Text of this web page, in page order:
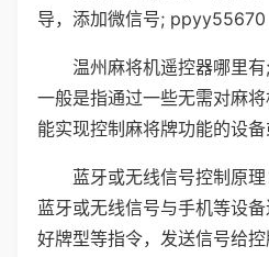
导，添加微信号; ppyy55670
温州麻将机遥控器哪里
一般是指通过一些无需对麻
能实现控制麻将牌功能的设备
蓝牙或无线信号控制原
蓝牙或无线信号与手机等设
好牌型等指令，发送信号给